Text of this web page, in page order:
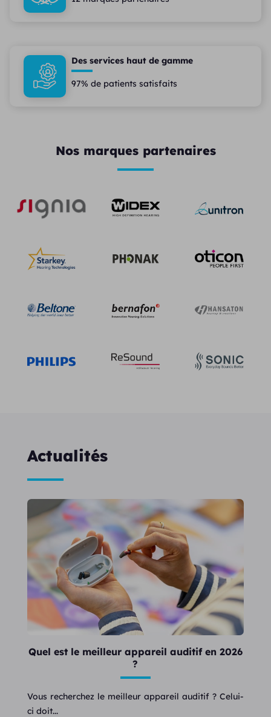
Des services haut de gamme
97% de patients satisfaits
Nos marques partenaires
Actualités
Quel est le meilleur appareil auditif en 2026
?
Vous recherchez le meilleur appareil auditif ? Celui-
ci doit...